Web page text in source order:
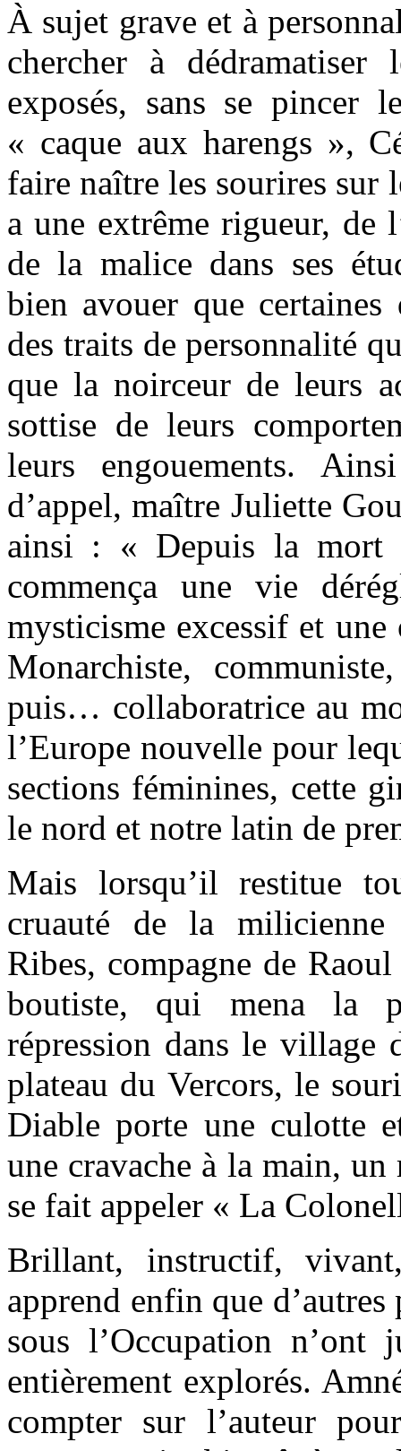
À sujet grave et à
chercher à
exposés, sans se pincer
« caque aux harengs »,
faire naître les sourires sur
a une extrême rigueur, de
de la malice dans ses
bien avouer que
des traits de personnalité
que la noirceur de leurs
sottise de leurs
leurs engouements.
d’appel, maître Juliette
ainsi : « Depuis la mort
commença une vie
mysticisme excessif et
Monarchiste,
puis… collaboratrice au
l’Europe nouvelle pour
sections féminines, cette
le nord et notre latin de
Mais lorsqu’il restitue
cruauté de la
Ribes, compagne de
boutiste, qui mena la
répression dans le village
plateau du Vercors, le
Diable porte une culotte
une cravache à la main,
se fait appeler « La
Brillant, instructif,
apprend enfin que
sous l’Occupation n’ont
entièrement explorés.
compter sur l’auteur